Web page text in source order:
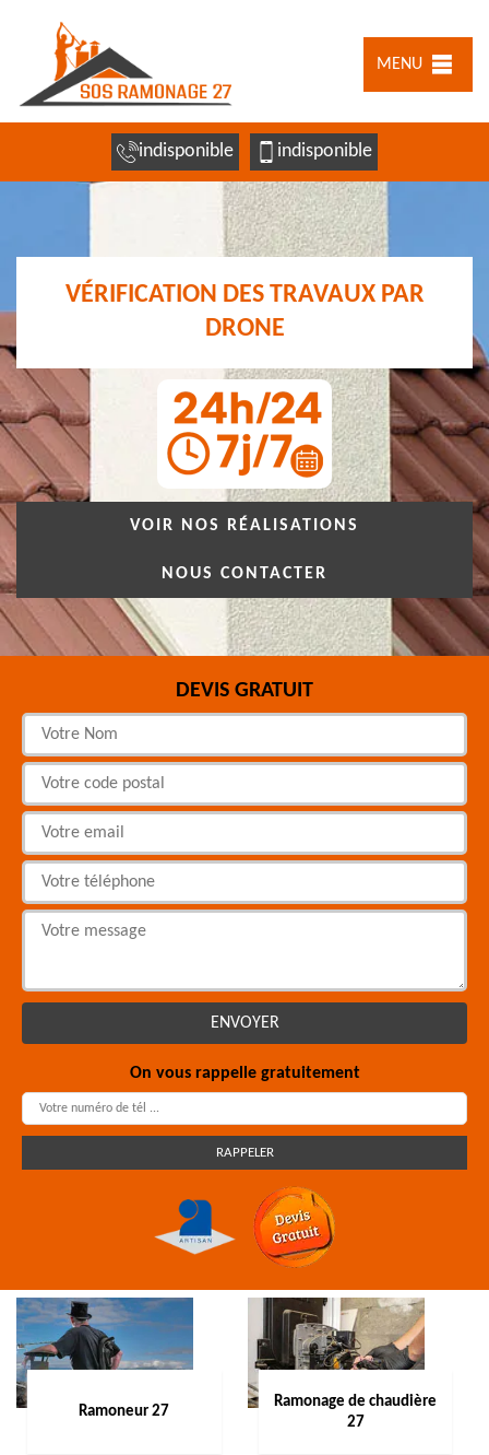
MENU
indisponible indisponible
VÉRIFICATION DES TRAVAUX PAR
DRONE
VOIR NOS RÉALISATIONS
NOUS CONTACTER
DEVIS GRATUIT
On vous rappelle gratuitement
Ramoneur 27
Ramonage de chaudière
27